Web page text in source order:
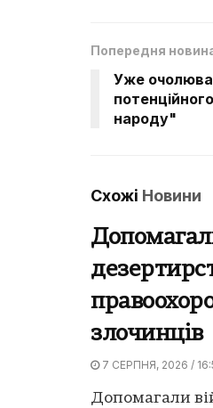
Попередня
Уже
народу"
Схожі Новини
злочинців
7 СЕРПНЯ, 2026 /
Допомагали